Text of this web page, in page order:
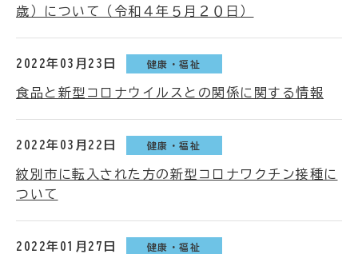
歳）について（令和４年５月２０日）
2022年03月23日 健康・福祉
食品と新型コロナウイルスとの関係に関する情報
2022年03月22日 健康・福祉
紋別市に転入された方の新型コロナワクチン接種に
ついて
2022年01月27日 健康・福祉